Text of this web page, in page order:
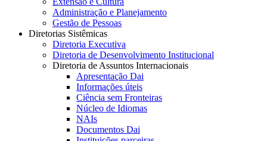
Administração e Planejamento
Gestão de Pessoas
Diretorias Sistêmicas
Diretoria Executiva
Diretoria de Desenvolvimento Institucional
Diretoria de Assuntos Internacionais
Apresentação Dai
Informações úteis
Ciência sem Fronteiras
Núcleo de Idiomas
NAIs
Documentos Dai